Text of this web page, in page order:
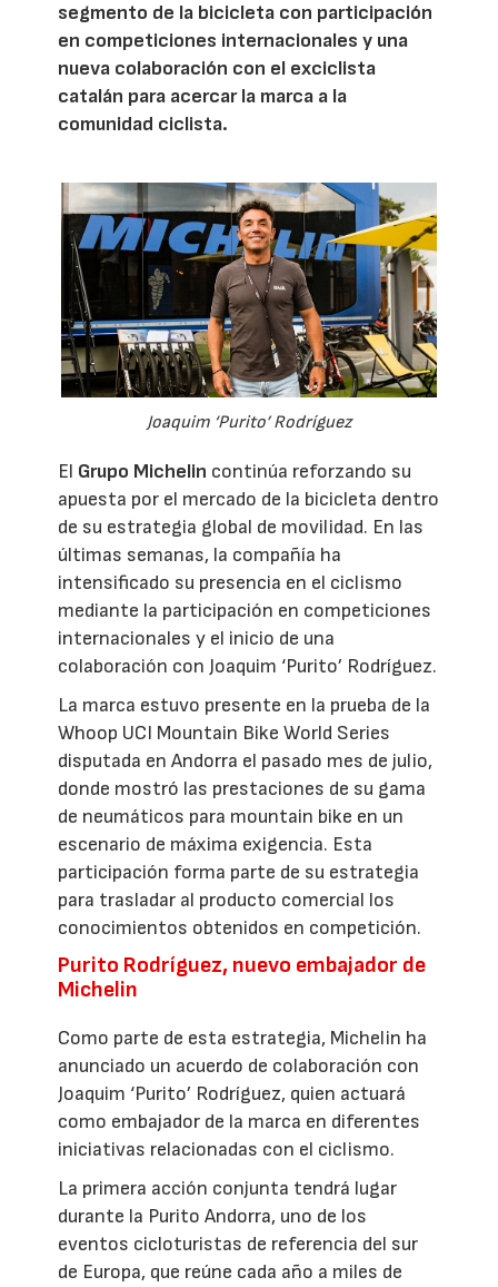
segmento de la bicicleta con participación
en competiciones internacionales y una
nueva colaboración con el exciclista
catalán para acercar la marca a la
comunidad ciclista.
Joaquim ‘Purito’ Rodríguez
El Grupo Michelin continúa reforzando su
apuesta por el mercado de la bicicleta dentro
de su estrategia global de movilidad. En las
últimas semanas, la compañía ha
intensificado su presencia en el ciclismo
mediante la participación en competiciones
internacionales y el inicio de una
colaboración con Joaquim ‘Purito’ Rodríguez.
La marca estuvo presente en la prueba de la
Whoop UCI Mountain Bike World Series
disputada en Andorra el pasado mes de julio,
donde mostró las prestaciones de su gama
de neumáticos para mountain bike en un
escenario de máxima exigencia. Esta
participación forma parte de su estrategia
para trasladar al producto comercial los
conocimientos obtenidos en competición.
Purito Rodríguez, nuevo embajador de
Michelin
Como parte de esta estrategia, Michelin ha
anunciado un acuerdo de colaboración con
Joaquim ‘Purito’ Rodríguez, quien actuará
como embajador de la marca en diferentes
iniciativas relacionadas con el ciclismo.
La primera acción conjunta tendrá lugar
durante la Purito Andorra, uno de los
eventos cicloturistas de referencia del sur
de Europa, que reúne cada año a miles de